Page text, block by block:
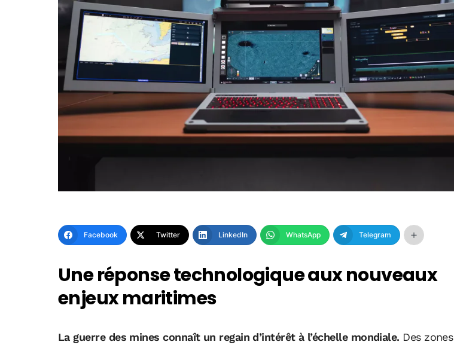
Facebook Twitter LinkedIn WhatsApp Telegram
Une réponse technologique aux nouveaux
enjeux maritimes
La guerre des mines connaît un regain d’intérêt à l’échelle mondiale. Des zones